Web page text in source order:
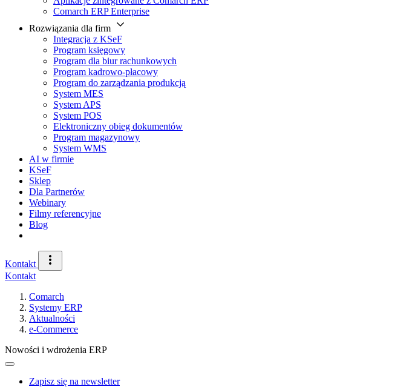
Comarch ERP Enterprise
Rozwiązania dla firm
Integracja z KSeF
Program księgowy
Program dla biur rachunkowych
Program kadrowo-płacowy
Program do zarządzania produkcją
System MES
System APS
System POS
Elektroniczny obieg dokumentów
Program magazynowy
System WMS
AI w firmie
KSeF
Sklep
Dla Partnerów
Webinary
Filmy referencyjne
Blog
Kontakt
Kontakt
Comarch
Systemy ERP
Aktualności
e-Commerce
Nowości i wdrożenia ERP
Zapisz się na newsletter